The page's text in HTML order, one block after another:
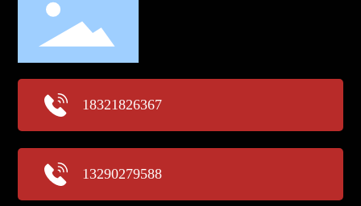
18321826367
13290279588